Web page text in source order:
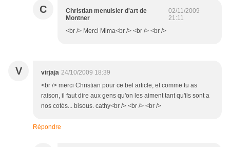
C
Christian menuisier d'art de
Montner
02/11/2009
21:11
<br /> Merci Mima<br /> <br /> <br />
V virjaja 24/10/2009 18:39
<br /> merci Christian pour ce bel article, et comme tu as
raison, il faut dire aux gens qu'on les aiment tant qu'ils sont a
nos cotés... bisous. cathy<br /> <br /> <br />
Répondre